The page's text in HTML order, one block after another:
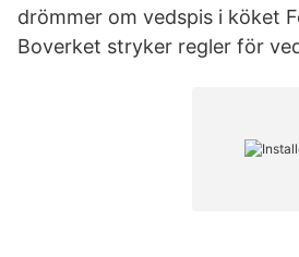
drömmer om vedspis i köket
Boverket stryker regler för